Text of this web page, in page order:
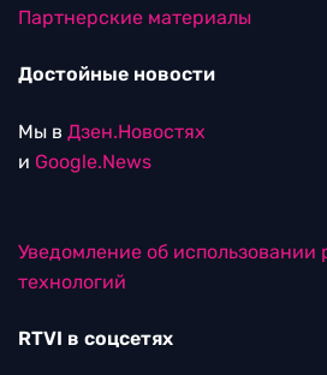
Партнерские материалы
Достойные новости
Мы в Дзен.Новостях
и Google.News
Уведомление об использовании
технологий
RTVI в соцсетях